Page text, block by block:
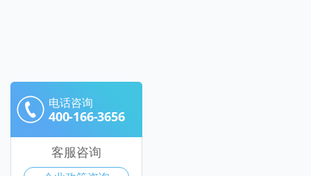
电话咨询
400-166-3656
客服咨询